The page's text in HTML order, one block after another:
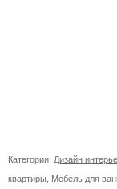
Категории: Дизайн
квартиры Мебель для